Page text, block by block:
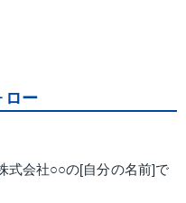
ロー
式会社○○の[自分の名前]で